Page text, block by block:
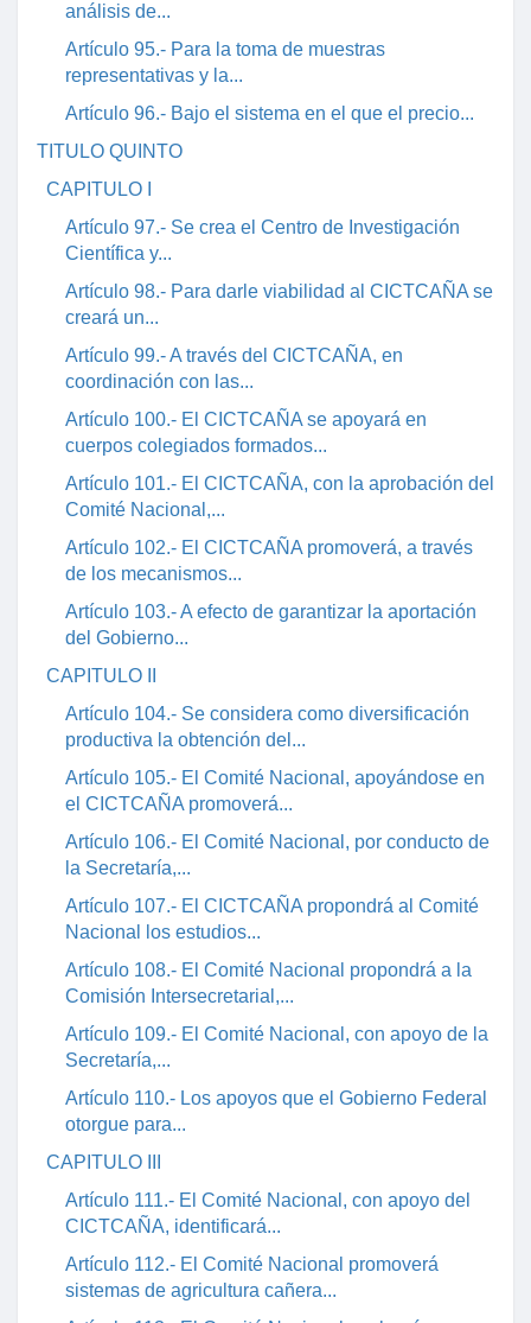
análisis de...
Artículo 95.- Para la toma de muestras
representativas y la...
Artículo 96.- Bajo el sistema en el que el precio...
TITULO QUINTO
CAPITULO I
Artículo 97.- Se crea el Centro de Investigación
Científica y...
Artículo 98.- Para darle viabilidad al CICTCAÑA se
creará un...
Artículo 99.- A través del CICTCAÑA, en
coordinación con las...
Artículo 100.- El CICTCAÑA se apoyará en
cuerpos colegiados formados...
Artículo 101.- El CICTCAÑA, con la aprobación del
Comité Nacional,...
Artículo 102.- El CICTCAÑA promoverá, a través
de los mecanismos...
Artículo 103.- A efecto de garantizar la aportación
del Gobierno...
CAPITULO II
Artículo 104.- Se considera como diversificación
productiva la obtención del...
Artículo 105.- El Comité Nacional, apoyándose en
el CICTCAÑA promoverá...
Artículo 106.- El Comité Nacional, por conducto de
la Secretaría,...
Artículo 107.- El CICTCAÑA propondrá al Comité
Nacional los estudios...
Artículo 108.- El Comité Nacional propondrá a la
Comisión Intersecretarial,...
Artículo 109.- El Comité Nacional, con apoyo de la
Secretaría,...
Artículo 110.- Los apoyos que el Gobierno Federal
otorgue para...
CAPITULO III
Artículo 111.- El Comité Nacional, con apoyo del
CICTCAÑA, identificará...
Artículo 112.- El Comité Nacional promoverá
sistemas de agricultura cañera...